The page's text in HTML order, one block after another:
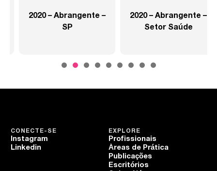
2020 – Abrangente –
SP
2020 – Abrangente –
Setor Saúde
EXPLORE
Profissionais
Áreas de Prática
Publicações
Escritórios
CONECTE-SE
Instagram
Linkedin